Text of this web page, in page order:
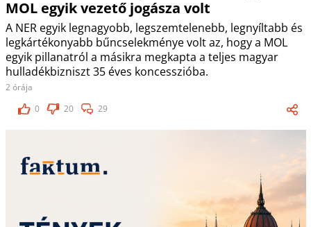
MOL egyik vezető jogásza volt
A NER egyik legnagyobb, legszemtelenebb, legnyíltabb és
legkártékonyabb bűncselekménye volt az, hogy a MOL
egyik pillanatról a másikra megkapta a teljes magyar
hulladékbizniszt 35 éves koncesszióba.
2 órája
0
20 29